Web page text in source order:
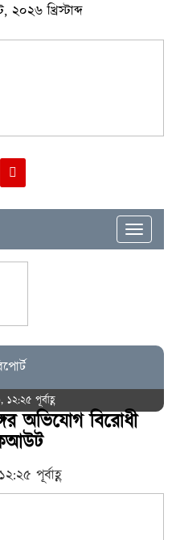
খ্রিস্টাব্দ
Toggle
পূর্বাহ্ণ
অভিযোগ বিরোধী
পূর্বাহ্ণ